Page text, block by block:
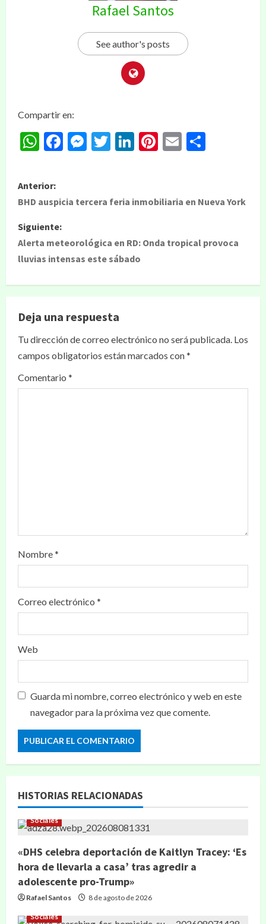
Rafael Santos
See author's posts
Compartir en:
WhatsApp
Facebook
Messenger
Twitter
LinkedIn
Pinterest
Email
Anterior:
BHD auspicia tercera feria inmobiliaria en Nueva York
Siguiente:
Alerta meteorológica en RD: Onda tropical provoca
lluvias intensas este sábado
Deja una respuesta
Tu dirección de correo electrónico no será publicada. Los
campos obligatorios están marcados con*
Comentario *
Nombre*
Correo electrónico *
Web
Guarda mi nombre, correo electrónico y web en este
navegador para la próxima vez que comente.
HISTORIAS RELACIONADAS
Sociales
«DHS celebra deportación de Kaitlyn Tracey: ‘Es
hora de llevarla a casa’ tras agredir a
adolescente pro-Trump»
Rafael Santos 8 de agosto de 2026
Sociales